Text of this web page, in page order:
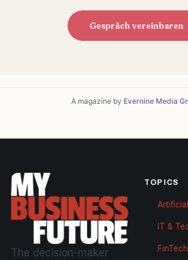
Gespräch vereinbaren
A magazine by Evernine Media
The decision-maker
TOPICS
IT &